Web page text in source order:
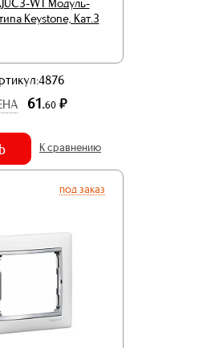
WT Модуль-
Keystone, Кат.3
61.60 р.
К сравнению
под заказ